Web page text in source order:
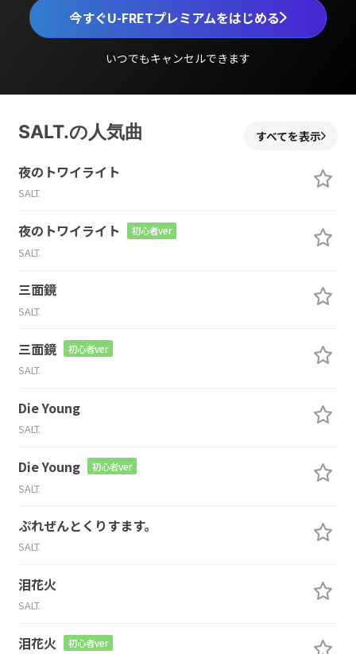
今すぐU-FRETプレミアムをはじめる
いつでもキャンセルできます
SALT.の人気曲 すべてを表示
夜のトワイライト
SALT.
夜のトワイライト 初心者ver
SALT.
三面鏡
SALT.
三面鏡 初心者ver
SALT.
Die Young
SALT.
Die Young 初心者ver
SALT.
ぷれぜんとくりすます。
SALT.
泪花火
SALT.
泪花火 初心者ver